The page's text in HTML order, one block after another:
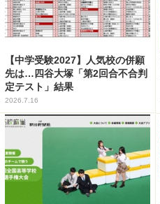
【中学受験2027】人気校の併願
先は…四谷大塚「第2回合不合判
定テスト」結果
2026.7.16